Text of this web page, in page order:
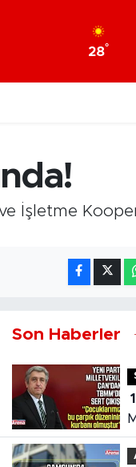
28°
İşletme
Son Haberler